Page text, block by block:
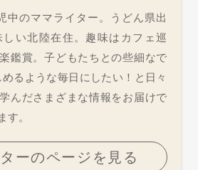
中のママライター。うどん県出
い北陸在住。趣味はカフェ巡
鑑賞。子どもたちとの些細なで
るような毎日にしたい！と日々
んださまざまな情報をお届けで
す。
ーのページを見る